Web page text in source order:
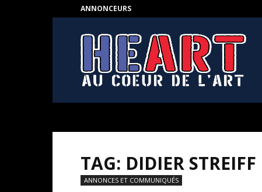
ANNONCEURS
HEART
–
Au
coeur
de
l'Art
TAG: DIDIER STREIFF
ANNONCES ET COMMUNIQUÉS